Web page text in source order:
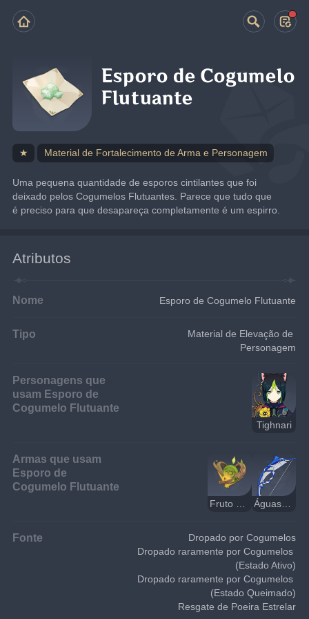
Esporo de Cogumelo
Flutuante
★ Material de Fortalecimento de Arma e Personagem
Uma pequena quantidade de esporos cintilantes que foi
deixado pelos Cogumelos Flutuantes. Parece que tudo que
é preciso para que desapareça completamente é um espirro.
Atributos
Nome Esporo de Cogumelo Flutuante
Tipo
Material de Elevação de
Personagem
Personagens que
usam Esporo de
Cogumelo Flutuante
Tighnari
Armas que usam
Esporo de
Cogumelo Flutuante
Fonte
Dropado por Cogumelos
Dropado raramente por Cogumelos
(Estado Ativo)
Dropado raramente por Cogumelos
(Estado Queimado)
Resgate de Poeira Estrelar